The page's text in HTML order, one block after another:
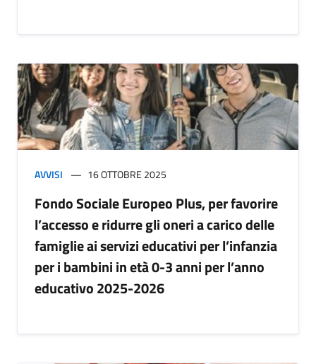
AVVISI 16 OTTOBRE 2025
Fondo Sociale Europeo Plus, per favorire
l’accesso e ridurre gli oneri a carico delle
famiglie ai servizi educativi per l’infanzia
per i bambini in età 0-3 anni per l’anno
educativo 2025-2026